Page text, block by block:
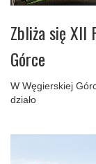
Zbliża się XII
Górce
W Węgierskiej
działo